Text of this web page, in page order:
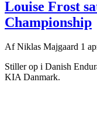
Louise Frost
Championship
AfNiklas Majgaard 1
Stiller op i Danish
KIA Danmark.